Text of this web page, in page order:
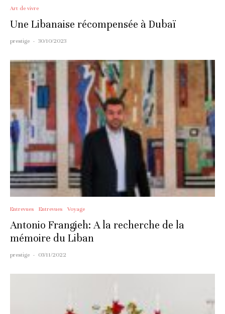
Art de vivre
Une Libanaise récompensée à Dubaï
prestige · 30/10/2023
Entrevues Entrevues Voyage
Antonio Frangieh: A la recherche de la
mémoire du Liban
prestige · 03/11/2022